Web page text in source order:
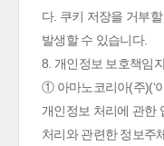
다. 쿠키 저장을 거부
발생할 수 있습니다.
8. 개인정보 보호책임
① 아마노코리아(주)(‘
개인정보 처리에 관한
처리와 관련한 정보주